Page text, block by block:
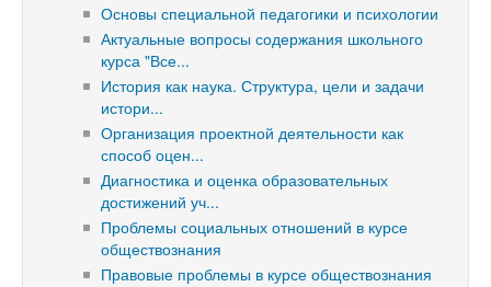
Основы специальной педагогики и психологии
Актуальные вопросы содержания школьного
курса "Все...
История как наука. Структура, цели и задачи
истори...
Организация проектной деятельности как
способ оцен...
Диагностика и оценка образовательных
достижений уч...
Проблемы социальных отношений в курсе
обществознания
Правовые проблемы в курсе обществознания